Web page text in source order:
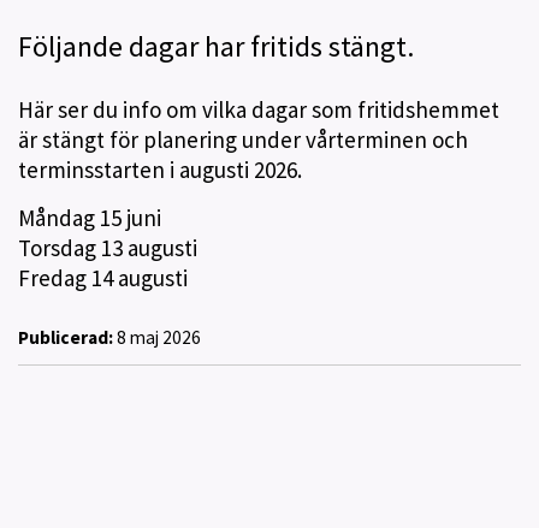
Följande dagar har fritids stängt.
Här ser du info om vilka dagar som fritidshemmet
är stängt för planering under vårterminen och
terminsstarten i augusti 2026.
Måndag 15 juni
Torsdag 13 augusti
Fredag 14 augusti
Publicerad:8 maj 2026